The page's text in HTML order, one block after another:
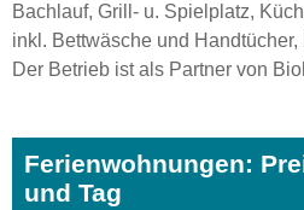
Bachlauf, Grill- u. Spielplatz,
inkl. Bettwäsche und
Der Betrieb ist als Partner von
Ferienwohnungen:
und Tag